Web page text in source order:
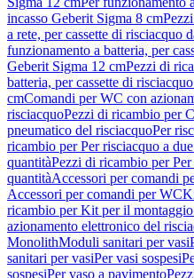
incasso Geberit Sigma 8 cm
a rete, per cassette di risciacquo
funzionamento a batteria, per
Geberit Sigma 12 cmPezzi di
batteria, per cassette di
cmComandi per WC con
risciacquoPezzi di ricambio per
pneumatico del risciacquoPer
ricambio per Per risciacquo a
quantitàPezzi di ricambio per
quantitàAccessori per comandi
Accessori per comandi per WC
ricambio per Kit per il
azionamento elettronico del
MonolithModuli sanitari per vasi
sanitari per vasiPer vasi sospesi
sospesiPer vaso a pavimento